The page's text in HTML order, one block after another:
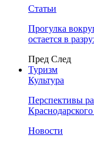
Статьи
Прогулка
остается в
Пред След
Туризм
Культура
Перспективы
Новости